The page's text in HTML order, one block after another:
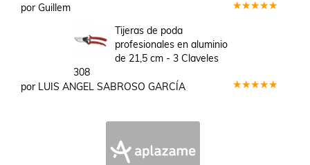
por Guillem
Tijeras de poda
profesionales en aluminio
de 21,5 cm - 3 Claveles
308
por LUIS ANGEL SABROSO GARCÍA